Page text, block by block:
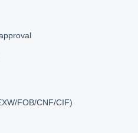
FOB/CNF/CIF)